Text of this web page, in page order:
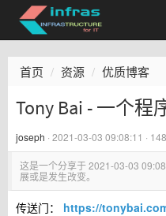
首页 资源 优质博客
Tony Bai - 一个程
joseph · 2021-03-03 09:08:11 ·
这是一个分享于2021-03-03
展或是发生改变。
传送门： https://